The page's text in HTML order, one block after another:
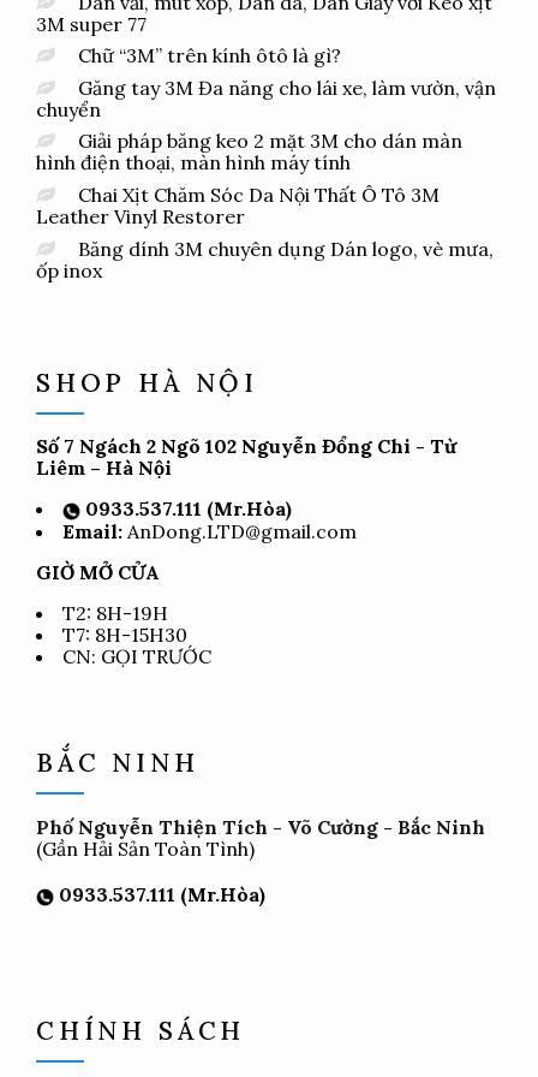
3M super 77
Chữ “3M” trên kính ôtô là gì?
Găng tay 3M Đa năng cho lái xe, làm vườn, vận
chuyển
Giải pháp băng keo 2 mặt 3M cho dán màn
hình điện thoại, màn hình máy tính
Chai Xịt Chăm Sóc Da Nội Thất Ô Tô 3M
Leather Vinyl Restorer
Băng dính 3M chuyên dụng Dán logo, vè mưa,
ốp inox
SHOP HÀ NỘI
Số 7 Ngách 2 Ngõ 102 Nguyễn Đổng Chi - Từ
Liêm – Hà Nội
0933.537.111 (Mr.Hòa)
Email: AnDong.LTD@gmail.com
GIỜ MỞ CỬA
T2: 8H-19H
T7: 8H-15H30
CN: GỌI TRƯỚC
BẮC NINH
Phố Nguyễn Thiện Tích - Võ Cường - Bắc Ninh
(Gần Hải Sản Toàn Tình)
0933.537.111 (Mr.Hòa)
CHÍNH SÁCH